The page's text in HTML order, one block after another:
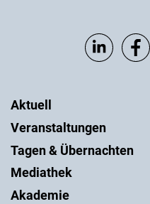
Aktuell
Veranstaltungen
Tagen & Übernachten
Mediathek
Akademie